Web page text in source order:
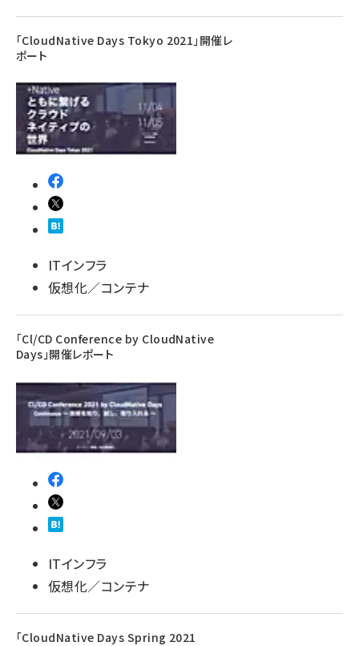
「CloudNative Days Tokyo 2021」開催レ
ポート
ITインフラ
仮想化／コンテナ
「Cl/CD Conference by CloudNative
Days」開催レポート
ITインフラ
仮想化／コンテナ
「CloudNative Days Spring 2021